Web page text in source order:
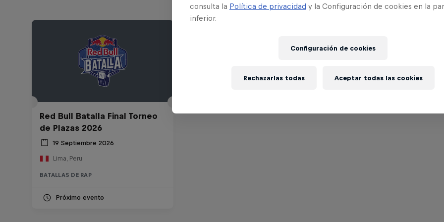
Red Bull Batalla Final Torneo
de Plazas 2026
19 Septiembre 2026
Lima, Peru
BATALLAS DE RAP
Próximo evento
consulta la Política de privacidad y la Configuración de cookies en la
inferior.
Configuración de cookies
Rechazarlas todas Aceptar todas las cookies